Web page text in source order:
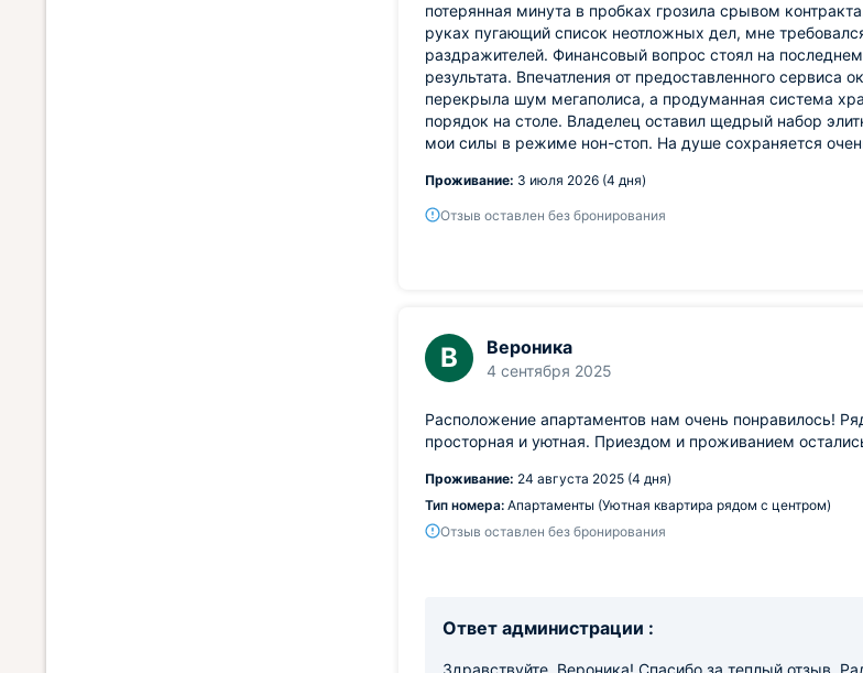
потерянная минута в пробках грозила срывом
руках пугающий список неотложных дел, мне
раздражителей. Финансовый вопрос стоял на
результата. Впечатления от предоставленного
перекрыла шум мегаполиса, а продуманная система
порядок на столе. Владелец оставил щедрый набор
мои силы в режиме нон-стоп. На душе сохраняется
Проживание: 3 июля 2026 (4 дня)
Отзыв оставлен без бронирования
В Вероника
4 сентября 2025
Расположение апартаментов нам очень понравилось!
просторная и уютная. Приездом и проживанием
Проживание: 24 августа 2025 (4 дня)
Тип номера: Апартаменты (Уютная квартира рядом с центром)
Отзыв оставлен без бронирования
Ответ администрации :
Здравствуйте, Вероника! Спасибо за теплый отзыв.